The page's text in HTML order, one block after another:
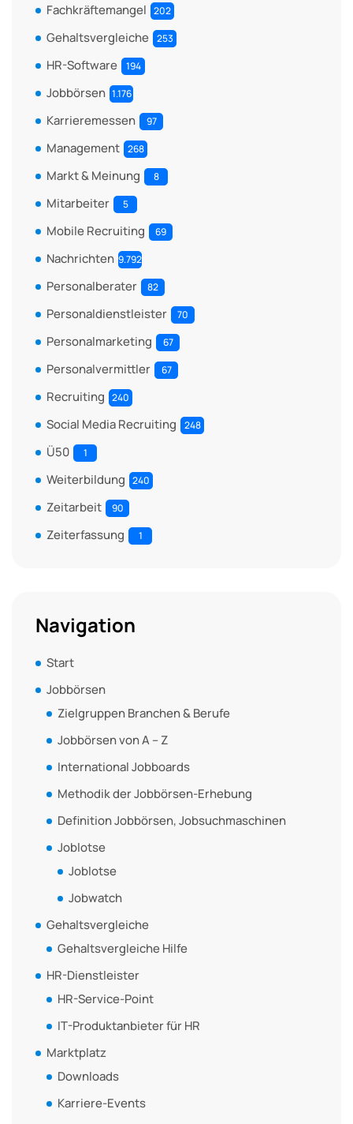
Fachkräftemangel 202
Gehaltsvergleiche 253
HR-Software 194
Jobbörsen 1.176
Karrieremessen 97
Management 268
Markt & Meinung 8
Mitarbeiter 5
Mobile Recruiting 69
Nachrichten 9.792
Personalberater 82
Personaldienstleister 70
Personalmarketing 67
Personalvermittler 67
Recruiting 240
Social Media Recruiting 248
Ü50 1
Weiterbildung 240
Zeitarbeit 90
Zeiterfassung 1
Navigation
Start
Jobbörsen
Zielgruppen Branchen & Berufe
Jobbörsen von A – Z
International Jobboards
Methodik der Jobbörsen-Erhebung
Definition Jobbörsen, Jobsuchmaschinen
Joblotse
Joblotse
Jobwatch
Gehaltsvergleiche
Gehaltsvergleiche Hilfe
HR-Dienstleister
HR-Service-Point
IT-Produktanbieter für HR
Marktplatz
Downloads
Karriere-Events